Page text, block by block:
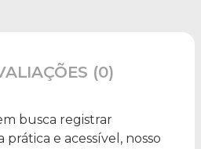
(0)
busca registrar
e acessível, nosso